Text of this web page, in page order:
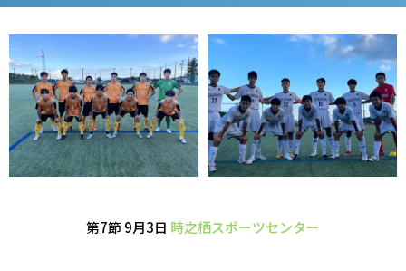
第7節 9月3日 時之栖スポーツセンター